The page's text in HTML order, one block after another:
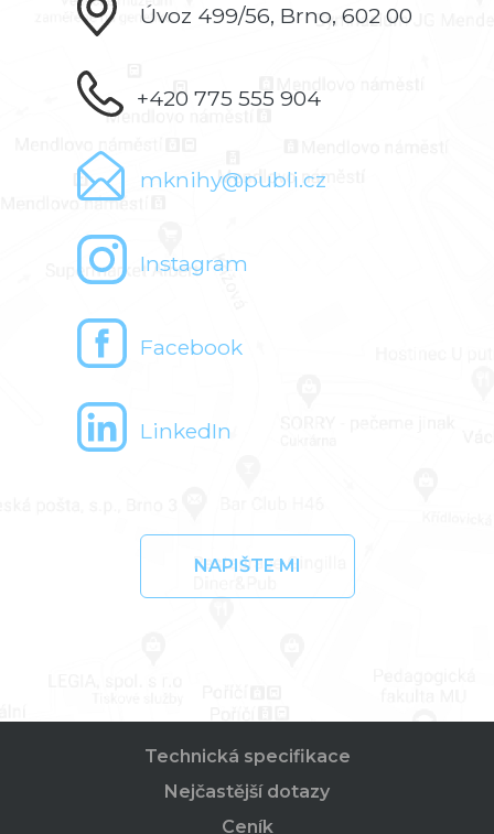
Úvoz 499/56, Brno, 602 00
+420 775 555 904
mknihy@publi.cz
Instagram
Facebook
LinkedIn
NAPIŠTE MI
Technická specifikace
Nejčastější dotazy
Ceník